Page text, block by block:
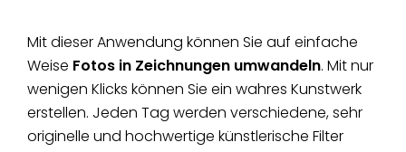
Mit dieser Anwendung können Sie auf einfache
Weise Fotos in Zeichnungen umwandeln. Mit nur
wenigen Klicks können Sie ein wahres Kunstwerk
erstellen. Jeden Tag werden verschiedene, sehr
originelle und hochwertige künstlerische Filter